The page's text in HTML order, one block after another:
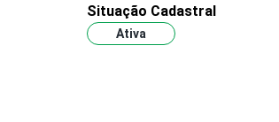
Situação Cadastral
Ativa